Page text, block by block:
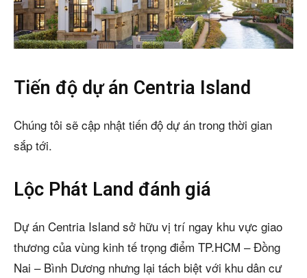
Tiến độ dự án Centria Island
Chúng tôi sẽ cập nhật tiến độ dự án trong thời gian
sắp tới.
Lộc Phát Land đánh giá
Dự án Centria Island sở hữu vị trí ngay khu vực giao
thương của vùng kinh tế trọng điểm TP.HCM – Đồng
Nai – Bình Dương nhưng lại tách biệt với khu dân cư